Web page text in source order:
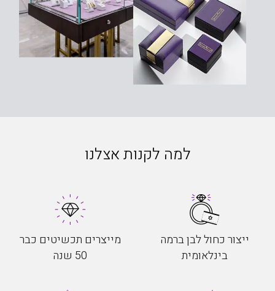
למה לקנות אצלנו
ייצור כחול לבן ברמה
בינלאומית
מייצרים תכשיטים כבר
50 שנה